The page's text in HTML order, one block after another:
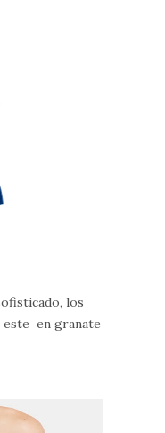
los
en granate